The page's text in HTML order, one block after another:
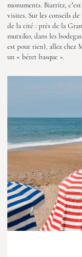
monuments. Biarritz,
visites. Sur les conseils
de la cité : près de la
mutxiko, dans les
est pour rien), allez chez
un « béret basque ».